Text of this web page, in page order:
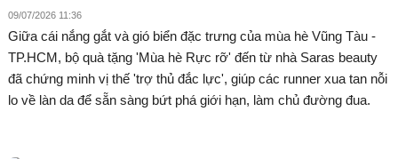
09/07/2026 11:36
Giữa cái nắng gắt và gió biển đặc trưng của mùa hè Vũng Tàu -
TP.HCM, bộ quà tặng 'Mùa hè Rực rỡ' đến từ nhà Saras beauty
đã chứng minh vị thế 'trợ thủ đắc lực', giúp các runner xua tan nỗi
lo về làn da để sẵn sàng bứt phá giới hạn, làm chủ đường đua.